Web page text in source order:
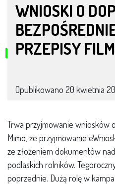
WNIOSKI O
PRZEPISY FILM
Opublikowano 20 kwietnia
Trwa przyjmowanie wniosków
Mimo, że przyjmowanie
ze złożeniem dokumentów
podlaskich rolników.
poprzednie. Dużą rolę w